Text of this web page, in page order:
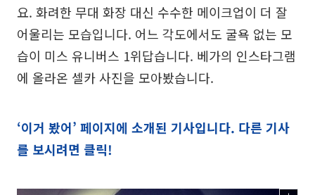
요. 화려한 무대 화장 대신 수수한 메이크업이 더 잘
어울리는 모습입니다. 어느 각도에서도 굴욕 없는 모
습이 미스 유니버스 1위답습니다. 베가의 인스타그램
에 올라온 셀카 사진을 모아봤습니다.
‘이거 봤어’ 페이지에 소개된 기사입니다. 다른 기사
를 보시려면 클릭!